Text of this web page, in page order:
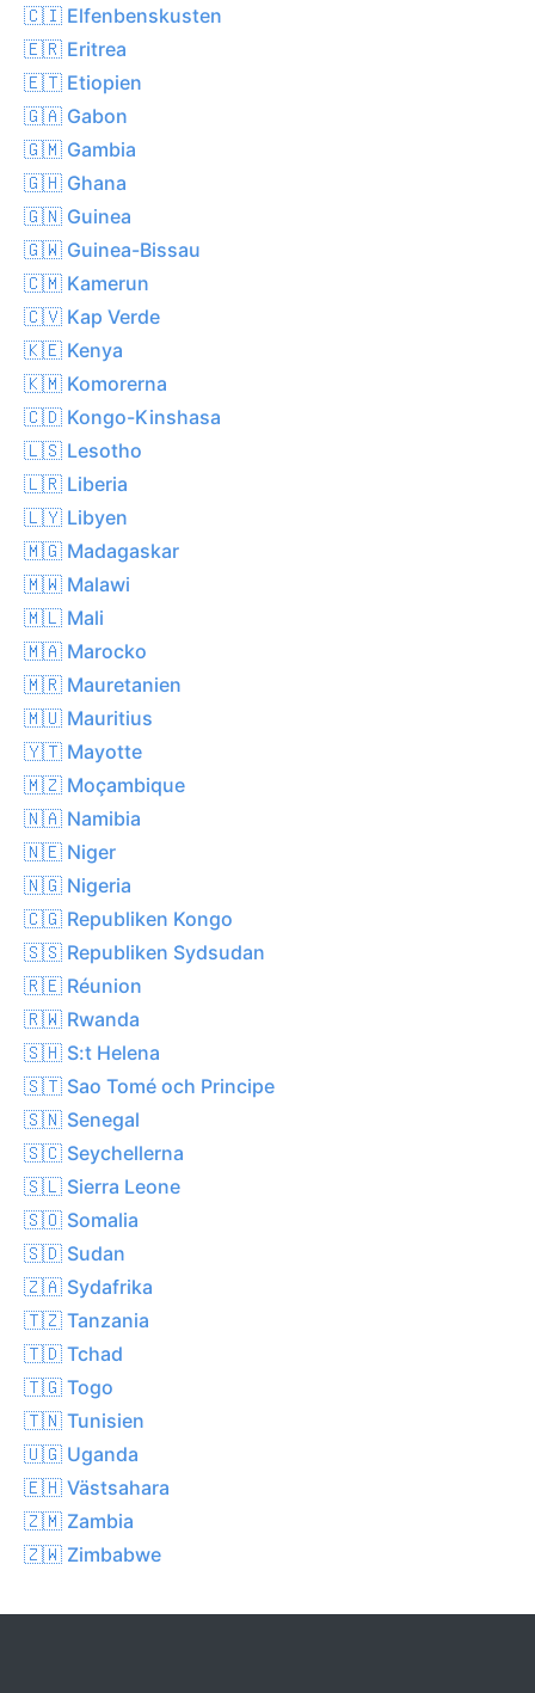
🇨🇮 Elfenbenskusten
🇪🇷 Eritrea
🇪🇹 Etiopien
🇬🇦 Gabon
🇬🇲 Gambia
🇬🇭 Ghana
🇬🇳 Guinea
🇬🇼 Guinea-Bissau
🇨🇲 Kamerun
🇨🇻 Kap Verde
🇰🇪 Kenya
🇰🇲 Komorerna
🇨🇩 Kongo-Kinshasa
🇱🇸 Lesotho
🇱🇷 Liberia
🇱🇾 Libyen
🇲🇬 Madagaskar
🇲🇼 Malawi
🇲🇱 Mali
🇲🇦 Marocko
🇲🇷 Mauretanien
🇲🇺 Mauritius
🇾🇹 Mayotte
🇲🇿 Moçambique
🇳🇦 Namibia
🇳🇪 Niger
🇳🇬 Nigeria
🇨🇬 Republiken Kongo
🇸🇸 Republiken Sydsudan
🇷🇪 Réunion
🇷🇼 Rwanda
🇸🇭 S:t Helena
🇸🇹 Sao Tomé och Principe
🇸🇳 Senegal
🇸🇨 Seychellerna
🇸🇱 Sierra Leone
🇸🇴 Somalia
🇸🇩 Sudan
🇿🇦 Sydafrika
🇹🇿 Tanzania
🇹🇩 Tchad
🇹🇬 Togo
🇹🇳 Tunisien
🇺🇬 Uganda
🇪🇭 Västsahara
🇿🇲 Zambia
🇿🇼 Zimbabwe